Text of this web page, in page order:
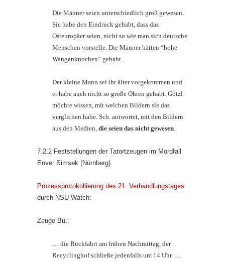
Die Männer seien unterschiedlich groß gewesen.
Sie habe den Eindruck gehabt, dass das
Osteuropäer seien, nicht so wie man sich deutsche
Menschen vorstelle. Die Männer hätten “hohe
Wangenknochen” gehabt.
Der kleine Mann sei ihr älter vorgekommen und
er habe auch nicht so große Ohren gehabt. Götzl
möchte wissen, mit welchen Bildern sie das
verglichen habe. Sch. antwortet, mit den Bildern
aus den Medien, die seien das nicht gewesen
7.2.2 Feststellungen der Tatortzeugen im Mordfall
Enver Simsek (Nürnberg)
Prozessprotokollierung des 21. Verhandlungstages
durch NSU-Watch:
Zeuge Bu.:
… die Rückfahrt am frühen Nachmittag, der
Recyclinghof schließe jedenfalls um 14 Uhr. …